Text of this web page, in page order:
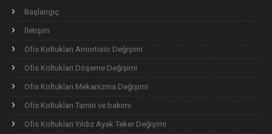
Başlangıç
İletişim
Ofis Koltukları Amortisör Değişimi
Ofis Koltukları Döşeme Değişimi
Ofis Koltukları Mekanizma Değişimi
Ofis Koltukları Tamiri ve bakımı
Ofis Koltukları Yıldız Ayak Teker Değişimi